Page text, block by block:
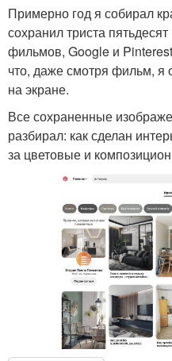
Примерно год я собирал
сохранил триста
фильмов, Google и
что, даже смотря фильм, я
на экране.
Все сохраненные
разбирал: как сделан
за цветовые и